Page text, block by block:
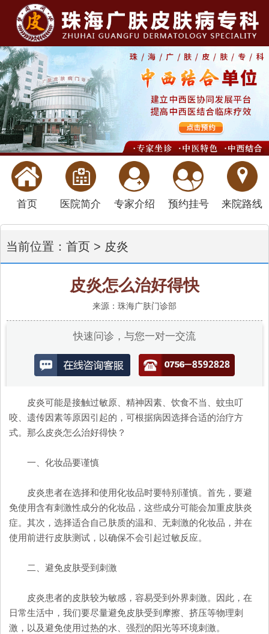
首页 医院简介 专家介绍 预约挂号 来院路线
当前位置： 首页> 皮炎
皮炎怎么治好得快
来源：珠海广肤门诊部
快速问诊，与您一对一交流
皮炎可能是接触过敏原、精神因素、饮食不当、蚊虫叮
咬、遗传因素等原因引起的，可根据病因选择合适的治疗方
式。那么皮炎怎么治好得快？
一、化妆品要谨慎
皮炎患者在选择和使用化妆品时要特别谨慎。首先，要避
免使用含有刺激性成分的化妆品，这些成分可能会加重皮肤炎
症。其次，选择适合自己肤质的温和、无刺激的化妆品，并在
使用前进行皮肤测试，以确保不会引起过敏反应。
二、避免皮肤受到刺激
皮炎患者的皮肤较为敏感，容易受到外界刺激。因此，在
日常生活中，我们要尽量避免皮肤受到摩擦、挤压等物理刺
激，以及避免使用过热的水、强烈的阳光等环境刺激。